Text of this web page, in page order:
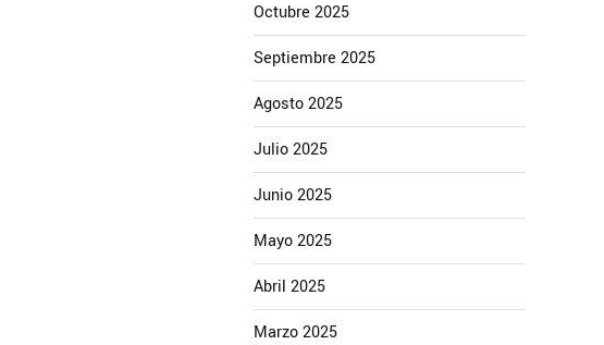
Octubre 2025
Septiembre 2025
Agosto 2025
Julio 2025
Junio 2025
Mayo 2025
Abril 2025
Marzo 2025